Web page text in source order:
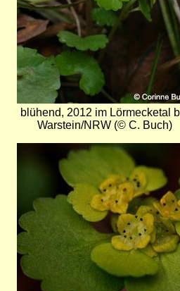
blühend, 2012 im Lörmecketal
Warstein/NRW (© C. Buch)